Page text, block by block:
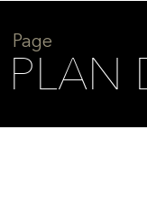
Page
PLAN